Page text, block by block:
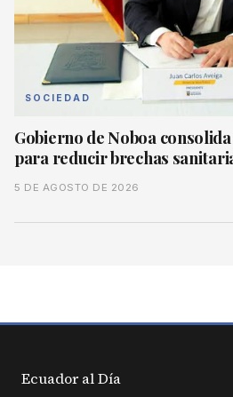
SOCIEDAD
Gobierno de Noboa
para reducir brechas
5 DE AGOSTO DE 2026
Ecuador alDía